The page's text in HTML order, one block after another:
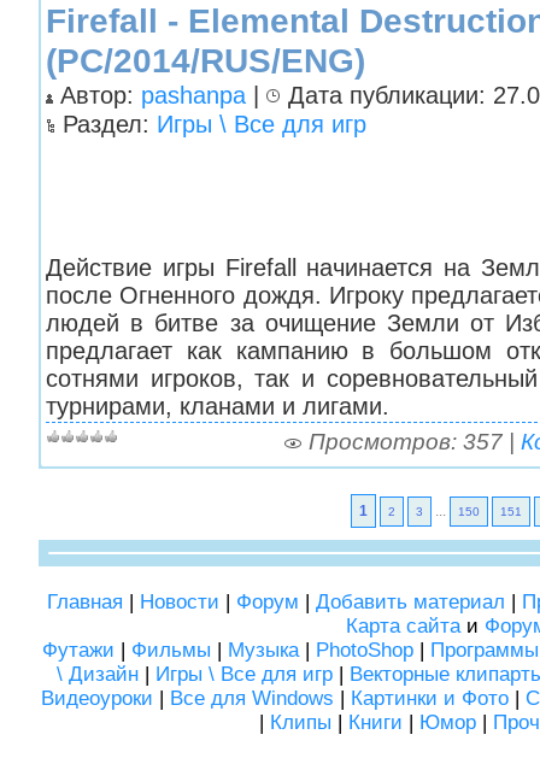
Firefall - Elemental
(PC/2014/RUS/ENG)
Автор: pashanpa |
Дата публикации:
Раздел: Игры \ Все для игр
Действие игры Firefall начинается на
после Огненного дождя. Игроку
людей в битве за очищение Земли от
предлагает как кампанию в большом
сотнями игроков, так и
турнирами, кланами и лигами.
Просмотров: 357 |
1 2 3 ... 150 151
Главная | Новости | Форум | Добавить материал |
Карта сайтаи
Футажи | Фильмы | Музыка| PhotoShop | Программы
\ Дизайн | Игры \ Все для игр | Векторные
Видеоуроки | Все для Windows | Картинки и Фото|
| Клипы | Книги | Юмор |